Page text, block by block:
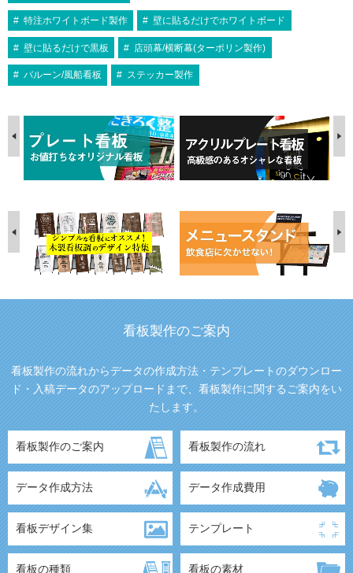
特注ホワイトボード製作 壁に貼るだけでホワイトボード
壁に貼るだけで黒板 店頭幕/横断幕(ターポリン製作)
バルーン/風船看板 ステッカー製作
看板製作のご案内
看板製作の流れからデータの作成方法・テンプレートのダウンロー
ド・入稿データのアップロードまで、看板製作に関するご案内をい
たします。
看板製作のご案内 看板製作の流れ
データ作成方法 データ作成費用
看板デザイン集 テンプレート
看板の種類 看板の素材